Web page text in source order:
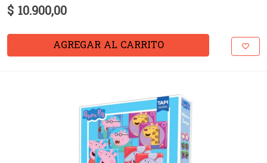
$ 10.900,00
AGREGAR AL CARRITO